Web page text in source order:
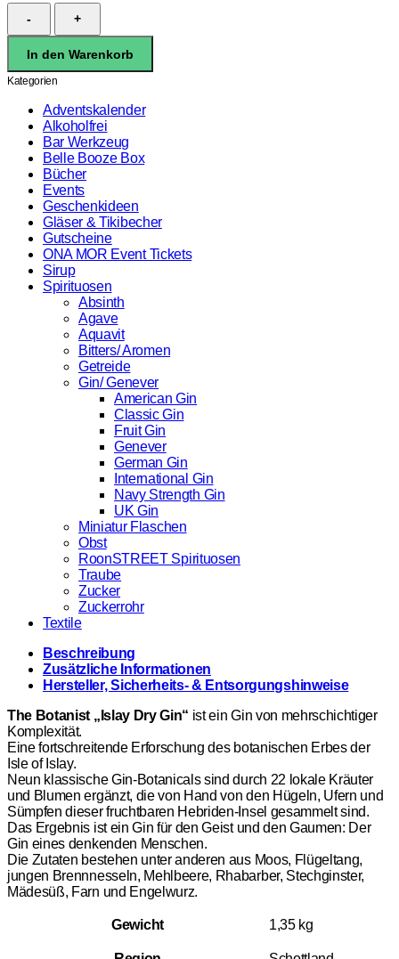
The
Botanist
"Islay
Dry
Gin"
46%
0,7l
Menge
In den Warenkorb
Kategorien
Adventskalender
Alkoholfrei
Bar Werkzeug
Belle Booze Box
Bücher
Events
Geschenkideen
Gläser & Tikibecher
Gutscheine
ONA MOR Event Tickets
Sirup
Spirituosen
Absinth
Agave
Aquavit
Bitters/ Aromen
Getreide
Gin/ Genever
American Gin
Classic Gin
Fruit Gin
Genever
German Gin
International Gin
Navy Strength Gin
UK Gin
Miniatur Flaschen
Obst
RoonSTREET Spirituosen
Traube
Zucker
Zuckerrohr
Textile
Beschreibung
Zusätzliche Informationen
Hersteller, Sicherheits- & Entsorgungshinweise
The Botanist „Islay Dry Gin“ ist ein Gin von mehrschichtiger
Komplexität.
Eine fortschreitende Erforschung des botanischen Erbes der
Isle of Islay.
Neun klassische Gin-Botanicals sind durch 22 lokale Kräuter
und Blumen ergänzt, die von Hand von den Hügeln, Ufern und
Sümpfen dieser fruchtbaren Hebriden-Insel gesammelt sind.
Das Ergebnis ist ein Gin für den Geist und den Gaumen: Der
Gin eines denkenden Menschen.
Die Zutaten bestehen unter anderen aus Moos, Flügeltang,
jungen Brennnesseln, Mehlbeere, Rhabarber, Stechginster,
Mädesüß, Farn und Engelwurz.
Gewicht 1,35 kg